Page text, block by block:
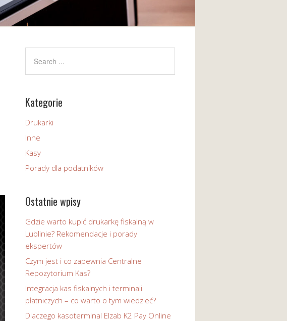
Kategorie
Drukarki
Inne
Kasy
Porady dla podatników
Ostatnie wpisy
Gdzie warto kupić drukarkę fiskalną w
Lublinie? Rekomendacje i porady
ekspertów
Czym jest i co zapewnia Centralne
Repozytorium Kas?
Integracja kas fiskalnych i terminali
płatniczych – co warto o tym wiedzieć?
Dlaczego kasoterminal Elzab K2 Pay Online